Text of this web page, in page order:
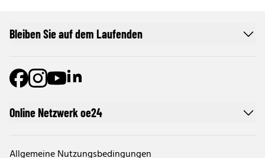
Online Netzwerk oe24
Allgemeine Nutzungsbedingungen
Bleiben Sie auf dem Laufenden